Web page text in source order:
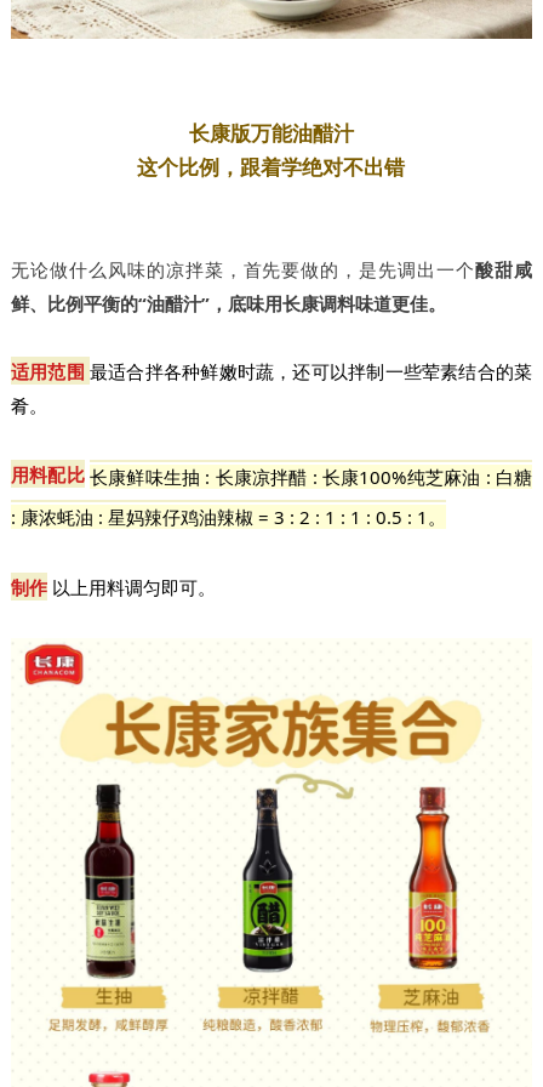
长康版万能油醋汁
这个比例，跟着学绝对不出错
无论做什么风味的凉拌菜，首先要做的，是先调出一个酸甜咸
鲜、比例平衡的“油醋汁”，底味用长康调料味道更佳。
适用范围最适合拌各种鲜嫩时蔬，还可以拌制一些荤素结合的菜
肴。
用料配比 长康鲜味生抽 : 长康凉拌醋 : 长康100%纯芝麻油 : 白糖
: 康浓蚝油 : 星妈辣仔鸡油辣椒 = 3 : 2 : 1 : 1 : 0.5 : 1。
制作以上用料调匀即可。